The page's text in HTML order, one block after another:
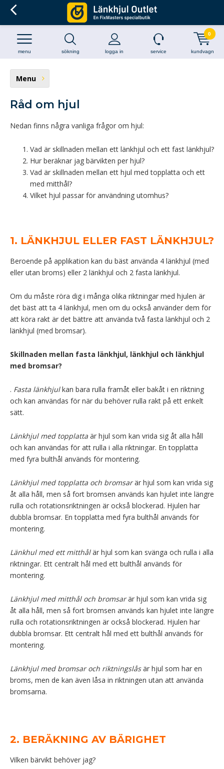
sökning logga in
menu service kundvagn
0
Menu
Råd om hjul
Nedan finns några vanliga frågor om hjul:
Vad är skillnaden mellan ett länkhjul och ett fast länkhjul?
Hur beräknar jag bärvikten per hjul?
Vad är skillnaden mellan ett hjul med topplatta och ett
med mitthål?
Vilket hjul passar för användning utomhus?
1. LÄNKHJUL ELLER FAST LÄNKHJUL?
Beroende på applikation kan du bäst använda 4 länkhjul (med
eller utan broms) eller 2 länkhjul och 2 fasta länkhjul.
Om du måste röra dig i många olika riktningar med hjulen är
det bäst att ta 4 länkhjul, men om du också använder dem för
att köra rakt är det bättre att använda två fasta länkhjul och 2
länkhjul (med bromsar).
Skillnaden mellan fasta länkhjul, länkhjul och länkhjul
med bromsar?
. Fasta länkhjulkan bara rulla framåt eller bakåt i en riktning
och kan användas för när du behöver rulla rakt på ett enkelt
sätt.
Länkhjul med topplatta är hjul som kan vrida sig åt alla håll
och kan användas för att rulla i alla riktningar. En topplatta
med fyra bulthål används för montering.
Länkhjul med topplatta och bromsarär hjul som kan vrida sig
åt alla håll, men så fort bromsen används kan hjulet inte längre
rulla och rotationsriktningen är också blockerad. Hjulen har
dubbla bromsar. En topplatta med fyra bulthål används för
montering.
Länkhul med ett mitthålär hjul som kan svänga och rulla i alla
riktningar. Ett centralt hål med ett bulthål används för
montering.
Länkhjul med mitthål och bromsarär hjul som kan vrida sig
åt alla håll, men så fort bromsen används kan hjulet inte längre
rulla och rotationsriktningen är också blockerad. Hjulen har
dubbla bromsar. Ett centralt hål med ett bulthål används för
montering.
Länkhjul med bromsar och riktningslåsär hjul som har en
broms, men de kan även låsa in riktningen utan att använda
bromsarna.
2. BERÄKNING AV BÄRIGHET
Vilken bärvikt behöver jag?